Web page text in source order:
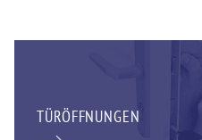
TÜRÖFFNUNGEN